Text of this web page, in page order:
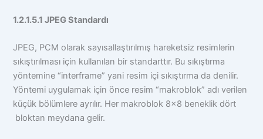
1.2.1.5.1 JPEG Standardı
JPEG, PCM olarak sayısallaştırılmış hareketsiz resimlerin
sıkıştırılması için kullanılan bir standarttır. Bu sıkıştırma
yöntemine “interframe” yani resim içi sıkıştırma da denilir.
Yöntemi uygulamak için önce resim “makro­blok” adı verilen
küçük bölümlere ayrılır. Her makroblok 8×8 beneklik dört
bloktan meydana gelir.